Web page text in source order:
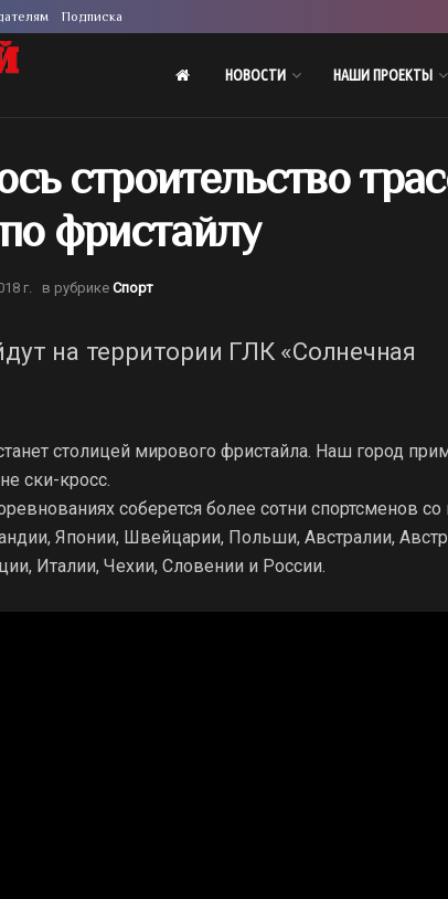
Подписка
НОВОСТИ НАШИ ПРОЕКТЫ
строительство
фристайлу
г. в рубрике Спорт
на территории ГЛК «Солнечная
столицей мирового фристайла. Наш город
ски-кросс.
соберется более сотни спортсменов со
Японии, Швейцарии, Польши, Австралии,
Италии, Чехии, Словении и России.